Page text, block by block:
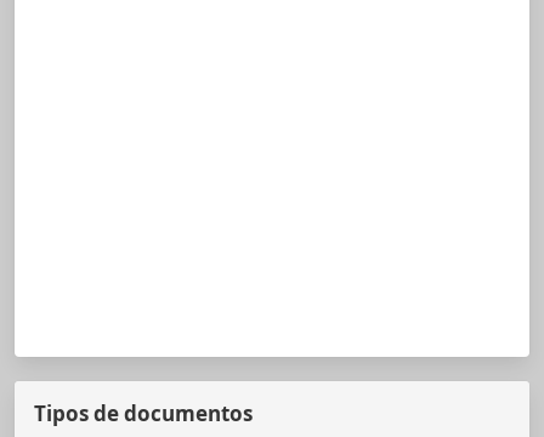
Tipos de documentos